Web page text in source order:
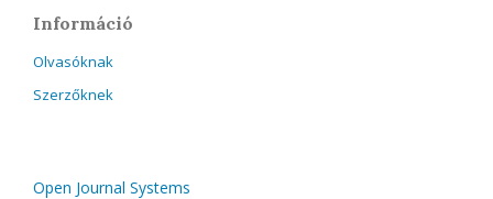
Információ
Olvasóknak
Szerzőknek
Open Journal Systems